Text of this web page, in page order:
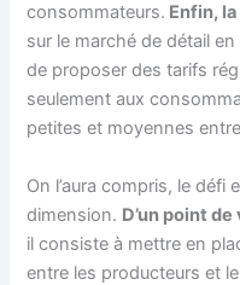
consommateurs. Enfin,
sur le marché de détail
de proposer des tarifs
seulement aux
petites et moyennes
On l’aura compris, le
dimension. D’un point
il consiste à mettre en
entre les producteurs et